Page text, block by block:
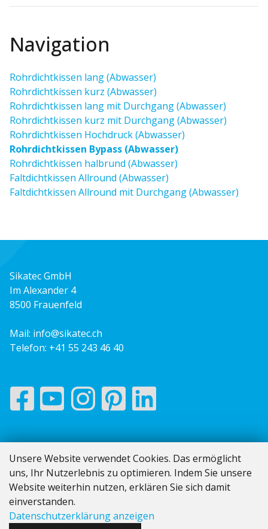
Navigation
Rohrdichtkissen lang (Abwasser)
Rohrdichtkissen kurz (Abwasser)
Rohrdichtkissen lang mit Durchgang (Abwasser)
Rohrdichtkissen kurz mit Durchgang (Abwasser)
Rohrdichtkissen Hochdruck (Abwasser)
Rohrdichtkissen Bypass (Abwasser)
Rohrdichtkissen halbrund (Abwasser)
Faltdichtkissen Allround (Abwasser)
Faltdichtkissen Allround mit Durchgang (Abwasser)
Sikatec GmbH
Im Alexander 4
8500 Frauenfeld
Mail: info@sikatec.ch
Telefon: +41 55 243 46 40
Impressum
AGB
Datenschutz
Vom Angebot bis zur Rechnung
Unsere Website verwendet Cookies. Das ermöglicht
uns, Ihr Nutzerlebnis zu optimieren. Indem Sie unsere
Website weiterhin nutzen, erklären Sie sich damit
einverstanden.
Datenschutzerklärung anzeigen